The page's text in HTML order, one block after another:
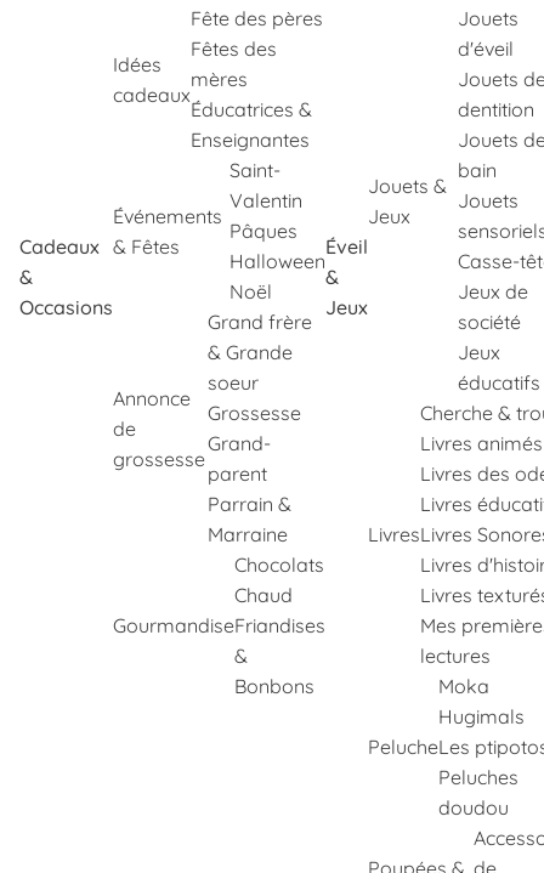
Cadeaux
&
Occasions
Idées
cadeaux
Fête des pères
Fêtes des
mères
Éducatrices &
Enseignantes
Événements
& Fêtes
Saint-
Valentin
Pâques
Halloween
Noël
Annonce
de
grossesse
Grand frère
& Grande
soeur
Grossesse
Grand-
parent
Parrain &
Marraine
Gourmandise
Chocolats
Chaud
Friandises
&
Bonbons
Éveil
&
Jeux
Jouets &
Jeux
Jouets
d'éveil
Jouets
dentition
Jouets
bain
Jouets
Casse-
Jeux de
société
Jeux
éducatifs
Livres
Cherche &
Livres animés
Livres des
Livres
Livres
Livres
Livres
Mes
lectures
Peluche
Moka
Hugimals
Les
Peluches
doudou